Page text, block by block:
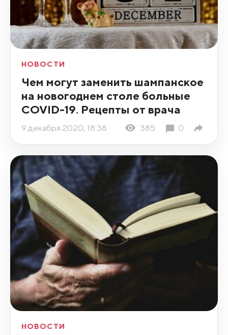
НОВОСТИ
Чем могут заменить шампанское
на новогоднем столе больные
COVID-19. Рецепты от врача
9 декабря 2020, 18:38 385 0
НОВОСТИ